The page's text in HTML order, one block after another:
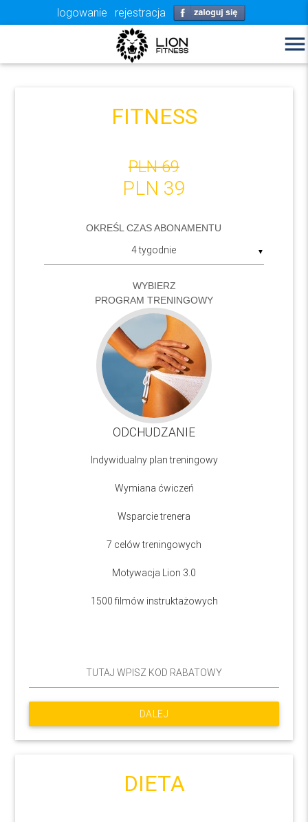
logowanie rejestracja
menu
FITNESS
PLN 69
PLN 39
OKREŚL CZAS ABONAMENTU
▼
WYBIERZ
PROGRAM TRENINGOWY
ODCHUDZANIE
Indywidualny plan treningowy
Wymiana ćwiczeń
Wsparcie trenera
7 celów treningowych
Motywacja Lion 3.0
1500 filmów instruktażowych
DALEJ
DIETA